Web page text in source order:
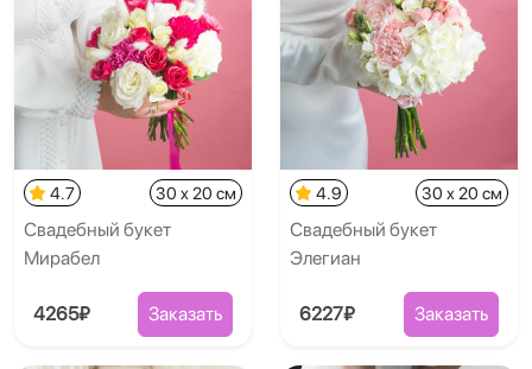
4.7 30 x 20 см
Свадебный букет
Мирабел
4265₽ Заказать
4.9 30 x 20 см
Свадебный букет
Элегиан
6227₽ Заказать